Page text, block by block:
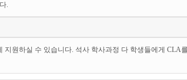
.
지원하실 수 있습니다. 석사 학사과정 다 학생들에게 CLA